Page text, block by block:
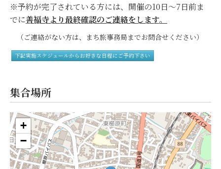
※予約が完了されている方には、開催の10日～7日前ま
でに善福寺よ り最終確認のご連絡をします。
（ご連絡がない方は、まち旅事務局までお問合せください）
下記実施スケジュールからお好きな日程にご予約下さい
集合場所
+
−